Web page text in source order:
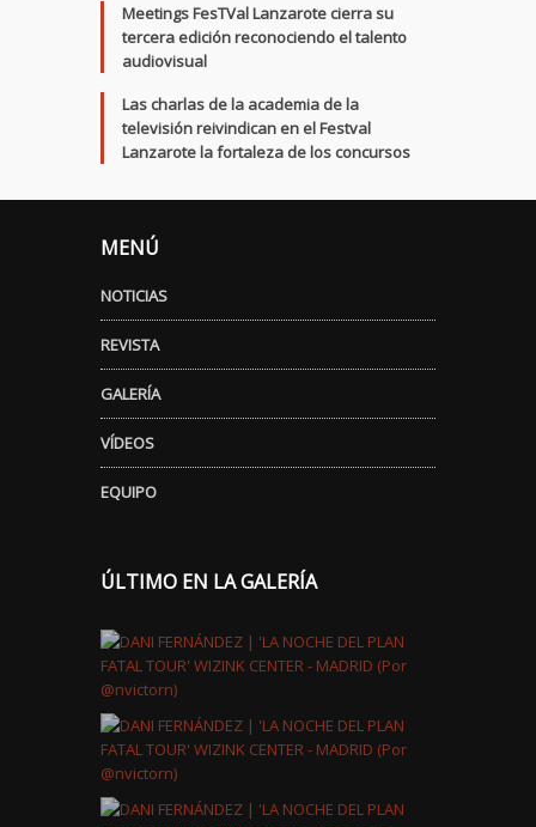
Meetings FesTVal Lanzarote cierra su
tercera edición reconociendo el talento
audiovisual
Las charlas de la academia de la
televisión reivindican en el Festval
Lanzarote la fortaleza de los concursos
MENÚ
NOTICIAS
REVISTA
GALERÍA
VÍDEOS
EQUIPO
ÚLTIMO EN LA GALERÍA